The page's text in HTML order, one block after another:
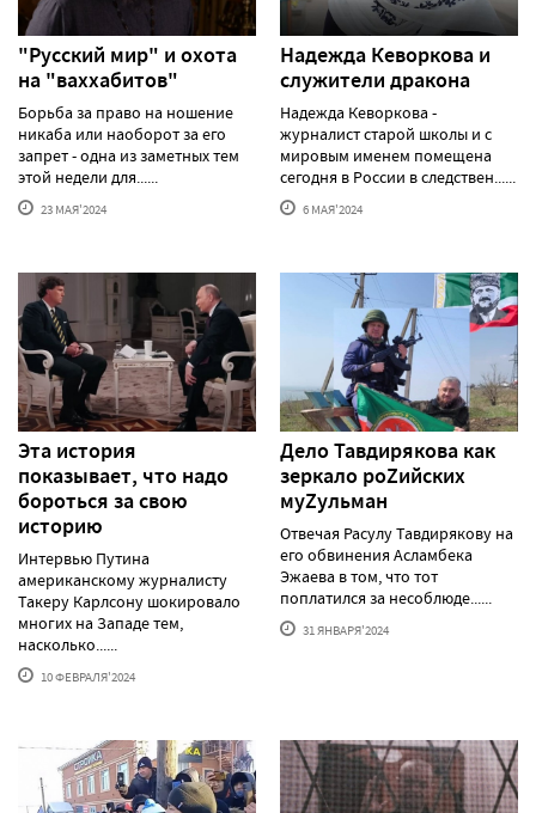
"Русский мир" и охота
на "ваххабитов"
Борьба за право на ношение
никаба или наоборот за его
запрет - одна из заметных тем
этой недели для......
23 МАЯ'2024
Надежда Кеворкова и
служители дракона
Надежда Кеворкова -
журналист старой школы и с
мировым именем помещена
сегодня в России в следствен......
6 МАЯ'2024
Эта история
показывает, что надо
бороться за свою
историю
Интервью Путина
американскому журналисту
Такеру Карлсону шокировало
многих на Западе тем,
насколько......
10 ФЕВРАЛЯ'2024
Дело Тавдирякова как
зеркало роZийских
муZульман
Отвечая Расулу Тавдирякову на
его обвинения Асламбека
Эжаева в том, что тот
поплатился за несоблюде......
31 ЯНВАРЯ'2024